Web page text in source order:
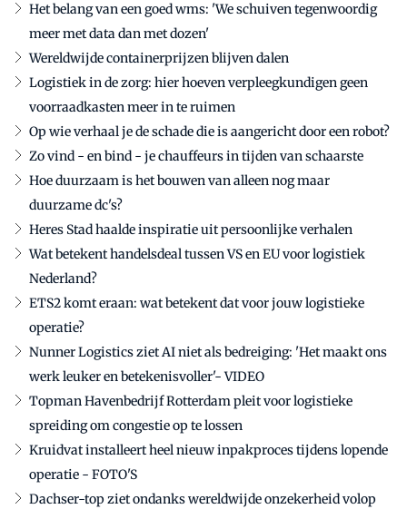
Het belang van een goed wms: 'We schuiven tegenwoordig
meer met data dan met dozen'
Wereldwijde containerprijzen blijven dalen
Logistiek in de zorg: hier hoeven verpleegkundigen geen
voorraadkasten meer in te ruimen
Op wie verhaal je de schade die is aangericht door een robot?
Zo vind - en bind - je chauffeurs in tijden van schaarste
Hoe duurzaam is het bouwen van alleen nog maar
duurzame dc's?
Heres Stad haalde inspiratie uit persoonlijke verhalen
Wat betekent handelsdeal tussen VS en EU voor logistiek
Nederland?
ETS2 komt eraan: wat betekent dat voor jouw logistieke
operatie?
Nunner Logistics ziet AI niet als bedreiging: 'Het maakt ons
werk leuker en betekenisvoller'- VIDEO
Topman Havenbedrijf Rotterdam pleit voor logistieke
spreiding om congestie op te lossen
Kruidvat installeert heel nieuw inpakproces tijdens lopende
operatie - FOTO'S
Dachser-top ziet ondanks wereldwijde onzekerheid volop